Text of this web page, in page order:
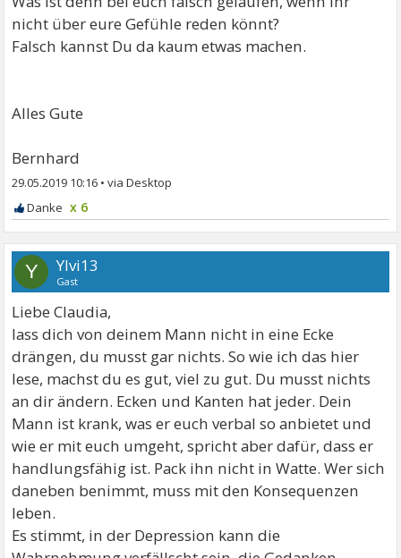
nicht über eure Gefühle reden könnt?
Falsch kannst Du da kaum etwas machen.
Alles Gute
Bernhard
29.05.2019 10:16 •
x 6
Y Ylvi13
Gast
Liebe Claudia,
lass dich von deinem Mann nicht in eine Ecke
drängen, du musst gar nichts. So wie ich das hier
lese, machst du es gut, viel zu gut. Du musst nichts
an dir ändern. Ecken und Kanten hat jeder. Dein
Mann ist krank, was er euch verbal so anbietet und
wie er mit euch umgeht, spricht aber dafür, dass er
handlungsfähig ist. Pack ihn nicht in Watte. Wer sich
daneben benimmt, muss mit den Konsequenzen
leben.
Es stimmt, in der Depression kann die